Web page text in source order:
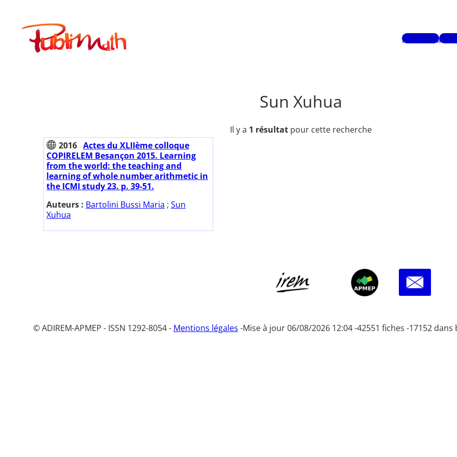
contenuPublimath
Mots-clés
Sun Xuhua
Il y a 1 résultat pour cette recherche
2016 Actes du XLIIème colloque
COPIRELEM Besançon 2015. Learning
from the world: the teaching and
learning of whole number arithmetic in
the ICMI study 23. p. 39-51.
Auteurs : Bartolini Bussi Maria ; Sun
Xuhua
© ADIREM-APMEP - ISSN 1292-8054 - Mentions légales -Mise à jour 06/08/2026 12:04 -42551 fiches -17152